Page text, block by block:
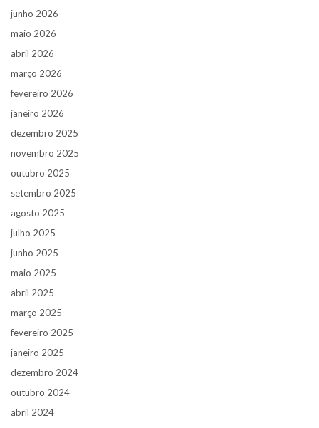
junho 2026
maio 2026
abril 2026
março 2026
fevereiro 2026
janeiro 2026
dezembro 2025
novembro 2025
outubro 2025
setembro 2025
agosto 2025
julho 2025
junho 2025
maio 2025
abril 2025
março 2025
fevereiro 2025
janeiro 2025
dezembro 2024
outubro 2024
abril 2024